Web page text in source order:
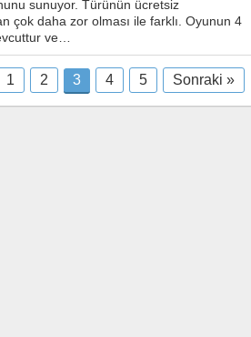
sunuyor. Türünün ücretsiz
çok daha zor olması ile farklı. Oyunun 4
ve…
1 2 3 4 5 Sonraki »